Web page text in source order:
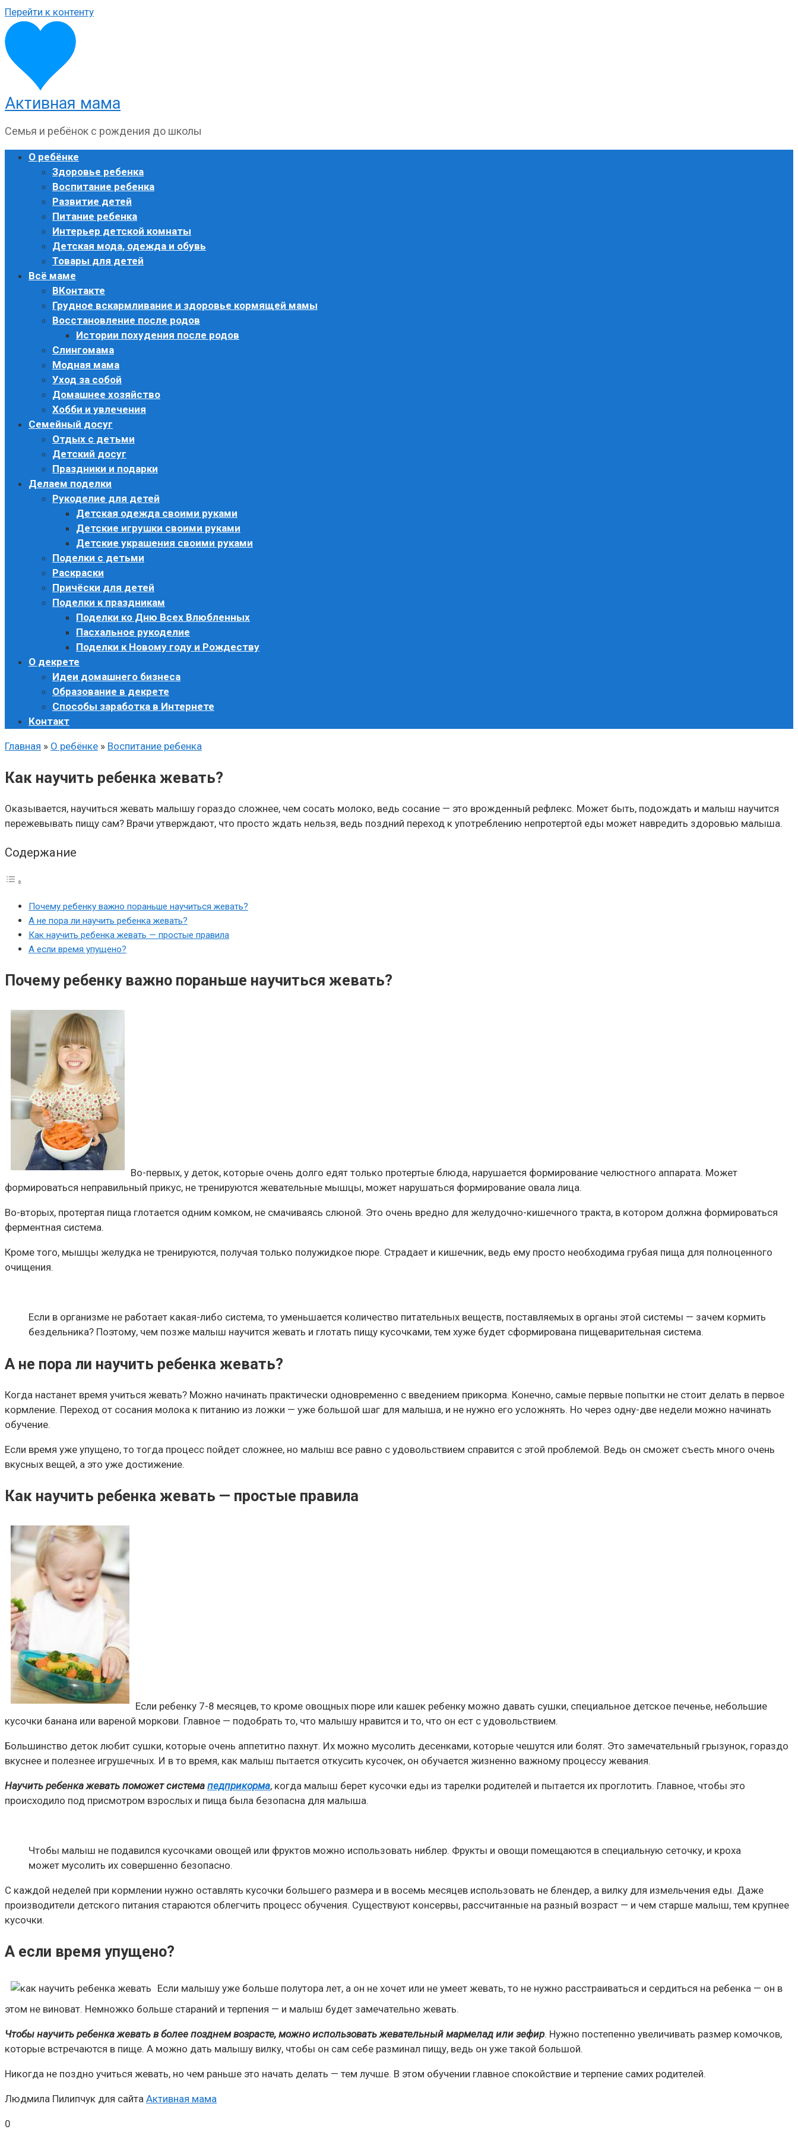
Перейти к контенту
Активная мама
Семья и ребёнок с рождения до школы
О ребёнке
Здоровье ребенка
Воспитание ребенка
Развитие детей
Питание ребенка
Интерьер детской комнаты
Детская мода, одежда и обувь
Товары для детей
Всё маме
ВКонтакте
Грудное вскармливание и здоровье кормящей мамы
Восстановление после родов
Истории похудения после родов
Слингомама
Модная мама
Уход за собой
Домашнее хозяйство
Хобби и увлечения
Семейный досуг
Отдых с детьми
Детский досуг
Праздники и подарки
Делаем поделки
Рукоделие для детей
Детская одежда своими руками
Детские игрушки своими руками
Детские украшения своими руками
Поделки с детьми
Раскраски
Причёски для детей
Поделки к праздникам
Поделки ко Дню Всех Влюбленных
Пасхальное рукоделие
Поделки к Новому году и Рождеству
О декрете
Идеи домашнего бизнеса
Образование в декрете
Способы заработка в Интернете
Контакт
Главная » О ребёнке » Воспитание ребенка
Как научить ребенка жевать?
Оказывается, научиться жевать малышу гораздо сложнее, чем сосать молоко, ведь сосание — это врожденный рефлекс. Может быть, подождать и малыш научится
пережевывать пищу сам? Врачи утверждают, что просто ждать нельзя, ведь поздний переход к употреблению непротертой еды может навредить здоровью малыша.
Содержание
Почему ребенку важно пораньше научиться жевать?
А не пора ли научить ребенка жевать?
Как научить ребенка жевать — простые правила
А если время упущено?
Почему ребенку важно пораньше научиться жевать?
Во-первых, у деток, которые очень долго едят только протертые блюда, нарушается формирование челюстного аппарата. Может
формироваться неправильный прикус, не тренируются жевательные мышцы, может нарушаться формирование овала лица.
Во-вторых, протертая пища глотается одним комком, не смачиваясь слюной. Это очень вредно для желудочно-кишечного тракта, в котором должна формироваться
ферментная система.
Кроме того, мышцы желудка не тренируются, получая только полужидкое пюре. Страдает и кишечник, ведь ему просто необходима грубая пища для полноценного
очищения.
Если в организме не работает какая-либо система, то уменьшается количество питательных веществ, поставляемых в органы этой системы — зачем кормить
бездельника? Поэтому, чем позже малыш научится жевать и глотать пищу кусочками, тем хуже будет сформирована пищеварительная система.
А не пора ли научить ребенка жевать?
Когда настанет время учиться жевать? Можно начинать практически одновременно с введением прикорма. Конечно, самые первые попытки не стоит делать в первое
кормление. Переход от сосания молока к питанию из ложки — уже большой шаг для малыша, и не нужно его усложнять. Но через одну-две недели можно начинать
обучение.
Если время уже упущено, то тогда процесс пойдет сложнее, но малыш все равно с удовольствием справится с этой проблемой. Ведь он сможет съесть много очень
вкусных вещей, а это уже достижение.
Как научить ребенка жевать — простые правила
Если ребенку 7-8 месяцев, то кроме овощных пюре или кашек ребенку можно давать сушки, специальное детское печенье, небольшие
кусочки банана или вареной моркови. Главное — подобрать то, что малышу нравится и то, что он ест с удовольствием.
Большинство деток любит сушки, которые очень аппетитно пахнут. Их можно мусолить десенками, которые чешутся или болят. Это замечательный грызунок, гораздо
вкуснее и полезнее игрушечных. И в то время, как малыш пытается откусить кусочек, он обучается жизненно важному процессу жевания.
Научить ребенка жевать поможет система педприкорма, когда малыш берет кусочки еды из тарелки родителей и пытается их проглотить. Главное, чтобы это
происходило под присмотром взрослых и пища была безопасна для малыша.
Чтобы малыш не подавился кусочками овощей или фруктов можно использовать ниблер. Фрукты и овощи помещаются в специальную сеточку, и кроха
может мусолить их совершенно безопасно.
С каждой неделей при кормлении нужно оставлять кусочки большего размера и в восемь месяцев использовать не блендер, а вилку для измельчения еды. Даже
производители детского питания стараются облегчить процесс обучения. Существуют консервы, рассчитанные на разный возраст — и чем старше малыш, тем крупнее
кусочки.
А если время упущено?
Если малышу уже больше полутора лет, а он не хочет или не умеет жевать, то не нужно расстраиваться и сердиться на ребенка — он в
этом не виноват. Немножко больше стараний и терпения — и малыш будет замечательно жевать.
Чтобы научить ребенка жевать в более позднем возрасте, можно использовать жевательный мармелад или зефир. Нужно постепенно увеличивать размер комочков,
которые встречаются в пище. А можно дать малышу вилку, чтобы он сам себе разминал пищу, ведь он уже такой большой.
Никогда не поздно учиться жевать, но чем раньше это начать делать — тем лучше. В этом обучении главное спокойствие и терпение самих родителей.
Людмила Пилипчук для сайта Активная мама
0